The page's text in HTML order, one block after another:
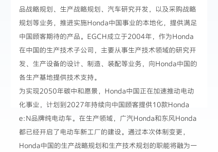
品战略规划、生产战略规划、汽车研究开发，以及采购战略
规划等业务，推进实施Honda中国事业的本地化，提供满足
中国顾客期待的产品。EGCH成立于2004年，作为Honda
在中国的生产技术子公司，主要从事生产技术领域的研究开
发、生产设备的设计、制造、装配等业务，向Honda中国的
各生产基地提供技术支持。
为实现2050年碳中和愿景，Honda中国正在加速推动电动
化事业，计划到2027年持续向中国顾客提供10款Honda
e:N品牌纯电动车。在生产领域，广汽Honda和东风Honda
都已经开启了电动车新工厂的建设。通过本次体制变更，
Honda中国的生产战略规划和生产技术规划的职能将融为一